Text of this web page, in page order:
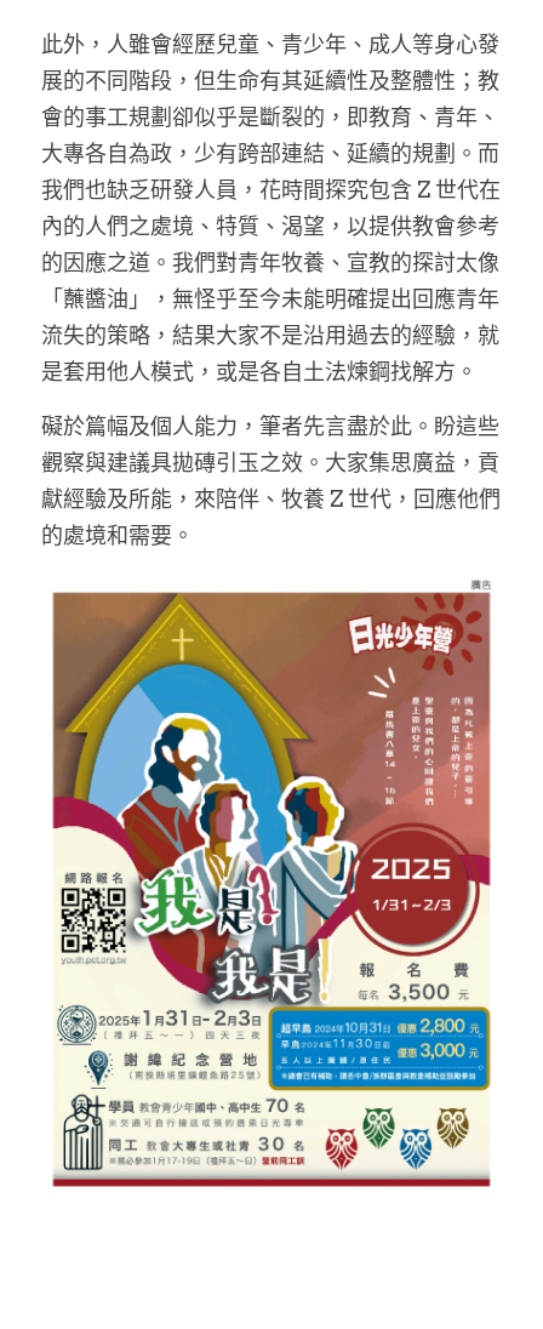
此外，人雖會經歷兒童、青少年、成人等身心發
展的不同階段，但生命有其延續性及整體性；教
會的事工規劃卻似乎是斷裂的，即教育、青年、
大專各自為政，少有跨部連結、延續的規劃。而
我們也缺乏研發人員，花時間探究包含 Z 世代在
內的人們之處境、特質、渴望，以提供教會參考
的因應之道。我們對青年牧養、宣教的探討太像
「蘸醬油」，無怪乎至今未能明確提出回應青年
流失的策略，結果大家不是沿用過去的經驗，就
是套用他人模式，或是各自土法煉鋼找解方。
礙於篇幅及個人能力，筆者先言盡於此。盼這些
觀察與建議具拋磚引玉之效。大家集思廣益，貢
獻經驗及所能，來陪伴、牧養 Z 世代，回應他們
的處境和需要。